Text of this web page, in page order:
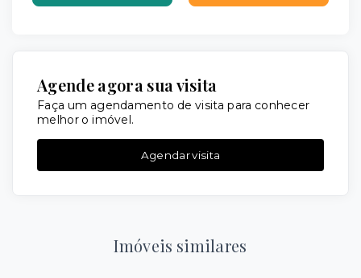
Agende agora sua visita
Faça um agendamento de visita para conhecer
melhor o imóvel.
Agendar visita
Imóveis similares